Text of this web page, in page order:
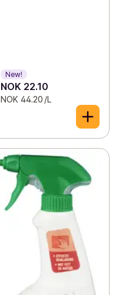
New!
NOK 22.10
NOK 44.20 /L